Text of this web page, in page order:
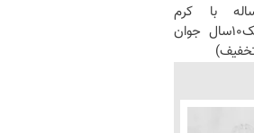
آقای58ساله با کرم
ضدچروک جلبک10سال جوان